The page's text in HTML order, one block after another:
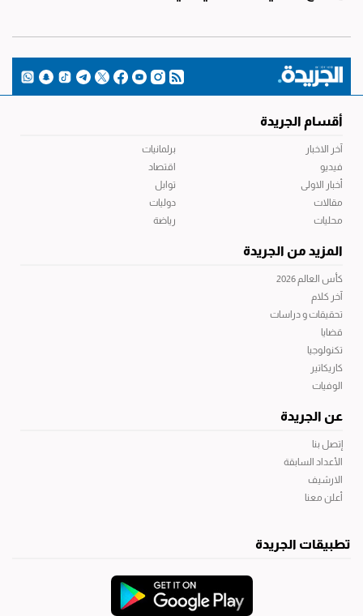
أقسام الجريدة
آخر الاخبار
فيديو
أخبار الاولى
مقالات
محليات
برلمانيات
اقتصاد
توابل
دوليات
رياضة
المزيد من الجريدة
كأس العالم 2026
آخر كلام
تحقيقات و دراسات
قضايا
تكنولوجيا
كاريكاتير
الوفيات
عن الجريدة
إتصل بنا
الأعداد السابقة
الارشيف
أعلن معنا
تطبيقات الجريدة